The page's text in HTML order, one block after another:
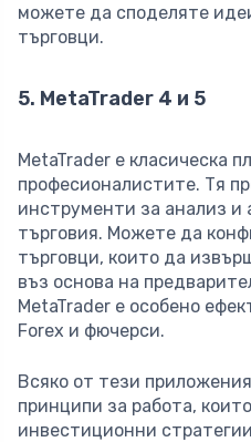
можете да споделяте
търговци.
5. MetaTrader 4 и 5
MetaTrader е класическа
професионалистите. Тя
инструменти за анализ и
търговия. Можете да
търговци, които да
въз основа на
MetaTrader е особено
Forex и фючерси.
Всяко от тези
принципи за работа,
инвестиционни